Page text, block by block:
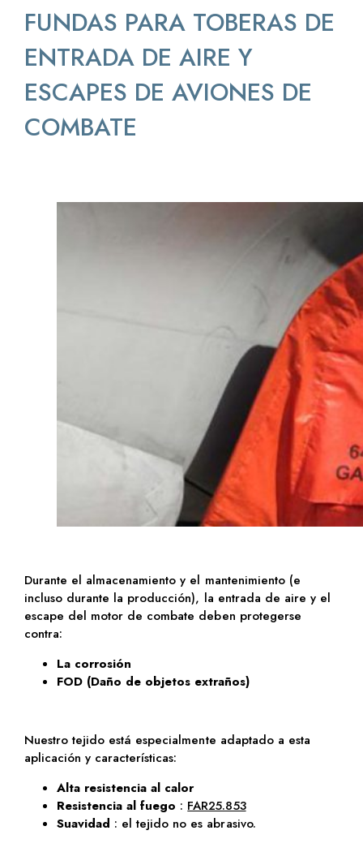
FUNDAS PARA TOBERAS DE
ENTRADA DE AIRE Y
ESCAPES DE AVIONES DE
COMBATE
Durante el almacenamiento y el mantenimiento (e
incluso durante la producción), la entrada de aire y el
escape del motor de combate deben protegerse
contra:
La corrosión
FOD (Daño de objetos extraños)
Nuestro tejido está especialmente adaptado a esta
aplicación y características:
Alta resistencia al calor
Resistencia al fuego : FAR25.853
Suavidad : el tejido no es abrasivo.